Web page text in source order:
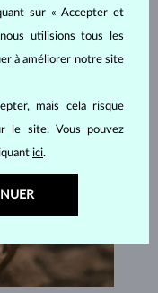
sur « Accepter et
utilisions tous les
à améliorer notre site
mais cela risque
le site. Vous pouvez
ici.